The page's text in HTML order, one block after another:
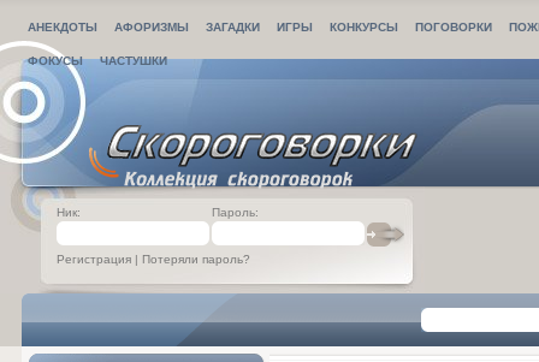
АНЕКДОТЫ АФОРИЗМЫ ЗАГАДКИ ИГРЫ КОНКУРСЫ ПОГОВОРКИ
ФОКУСЫ ЧАСТУШКИ
Ник: Пароль:
Регистрация | Потеряли пароль?